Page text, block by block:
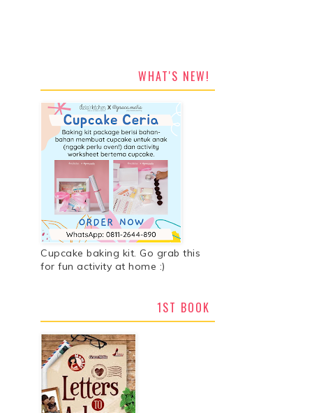
WHAT'S NEW!
Cupcake baking kit. Go grab this
for fun activity at home :)
1ST BOOK